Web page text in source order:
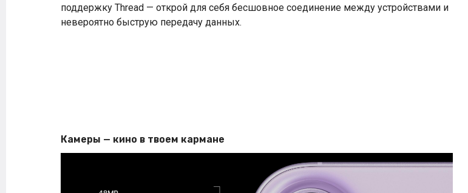
поддержку Thread — открой для себя бесшовное соединение между устройствами и
невероятно быструю передачу данных.
Камеры — кино в твоем кармане